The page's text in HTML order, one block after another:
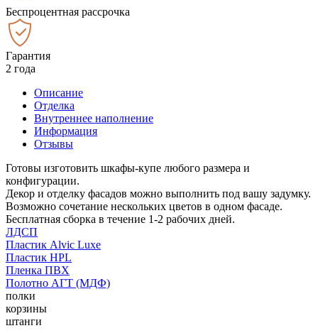
Беспроцентная рассрочка
Гарантия
2 года
Описание
Отделка
Внутреннее наполнение
Информация
Отзывы
Готовы изготовить шкафы-купе любого размера и
конфигурации.
Декор и отделку фасадов можно выполнить под вашу задумку.
Возможно сочетание нескольких цветов в одном фасаде.
Бесплатная сборка в течение 1-2 рабочих дней.
ЛДСП
Пластик Alvic Luxe
Пластик HPL
Пленка ПВХ
Полотно АГТ (МДФ)
полки
корзины
штанги